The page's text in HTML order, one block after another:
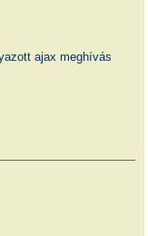
ajax meghívás